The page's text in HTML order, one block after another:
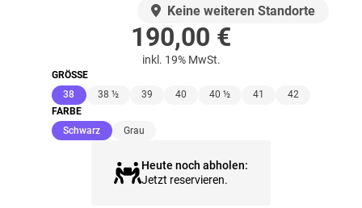
Keine weiteren Standorte
190,00 €
inkl. 19% MwSt.
GRÖSSE
38(ausgewählt)
38 ½ 39 40 40 ½ 41
42
FARBE
Schwarz(ausgewählt)
Grau
Heute noch abholen:
Jetzt reservieren.